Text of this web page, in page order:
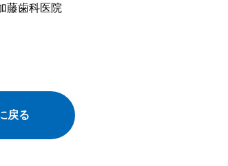
歯科医院
戻る